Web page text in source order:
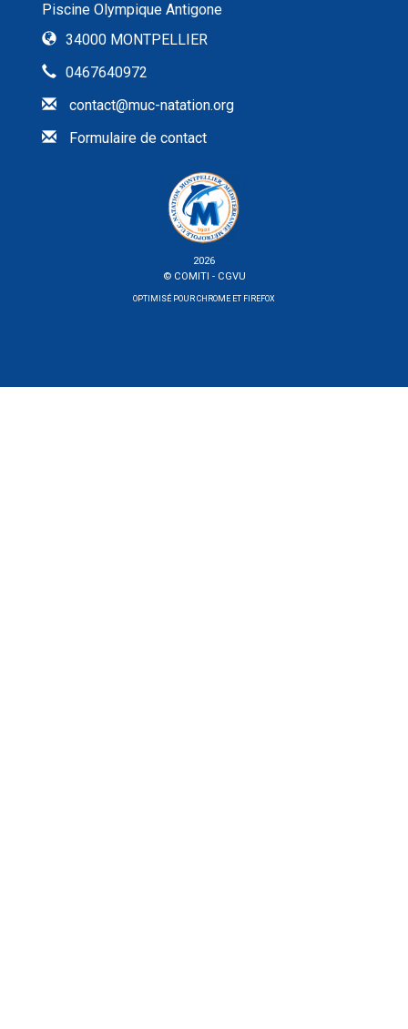
Piscine Olympique Antigone
34000 MONTPELLIER
0467640972
contact@muc-natation.org
Formulaire de contact
2026
© COMITI - CGVU
OPTIMISÉ POUR CHROME ET FIREFOX